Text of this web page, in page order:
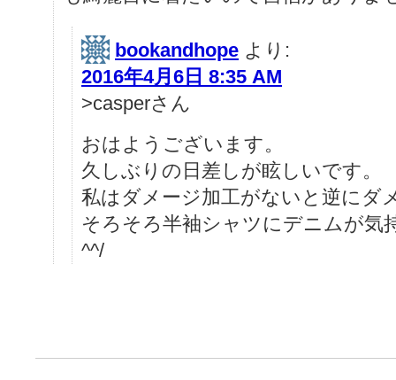
bookandhope より:
2016年4月6日 8:35 AM
>casperさん
おはようございます。
久しぶりの日差しが眩しいです。
私はダメージ加工がないと逆にダ
そろそろ半袖シャツにデニムが気
^^/